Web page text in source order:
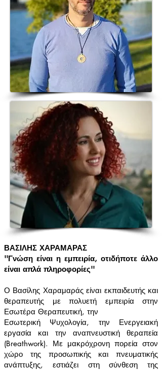
ΒΑΣΙΛΗΣ ΧΑΡΑΜΑΡΑΣ
''Γνώση είναι η εμπειρία, οτιδήποτε άλλο
είναι απλά πληροφορίες''
Ο Βασίλης Χαραμαράς είναι εκπαιδευτής και
θεραπευτής με πολυετή εμπειρία στην
Εσωτέρα Θεραπευτική, την
Εσωτερική Ψυχολογία, την Ενεργειακή
εργασία και την αναπνευστική θεραπεία
(Breathwork). Με μακρόχρονη πορεία στον
χώρο της προσωπικής και πνευματικής
ανάπτυξης, εστιάζει στη σύνθεση της